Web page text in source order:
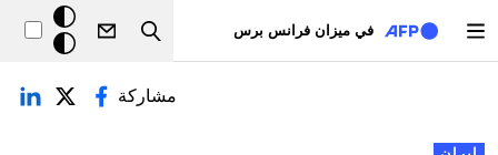
في ميزان فرانس برس
Search
خلفيّة
داكنة
التبويبات الأساسية
مشاركة